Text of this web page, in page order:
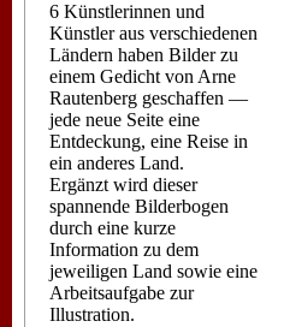
6 Künstlerinnen und
Künstler aus verschiedenen
Ländern haben Bilder zu
einem Gedicht von Arne
Rautenberg geschaffen —
jede neue Seite eine
Entdeckung, eine Reise in
ein anderes Land.
Ergänzt wird dieser
spannende Bilderbogen
durch eine kurze
Information zu dem
jeweiligen Land sowie eine
Arbeitsaufgabe zur
Illustration.